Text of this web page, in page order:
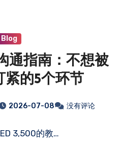
Blog
通指南：不想被
紧的5个环节
2026-07-08 没有评论
3,500的教…